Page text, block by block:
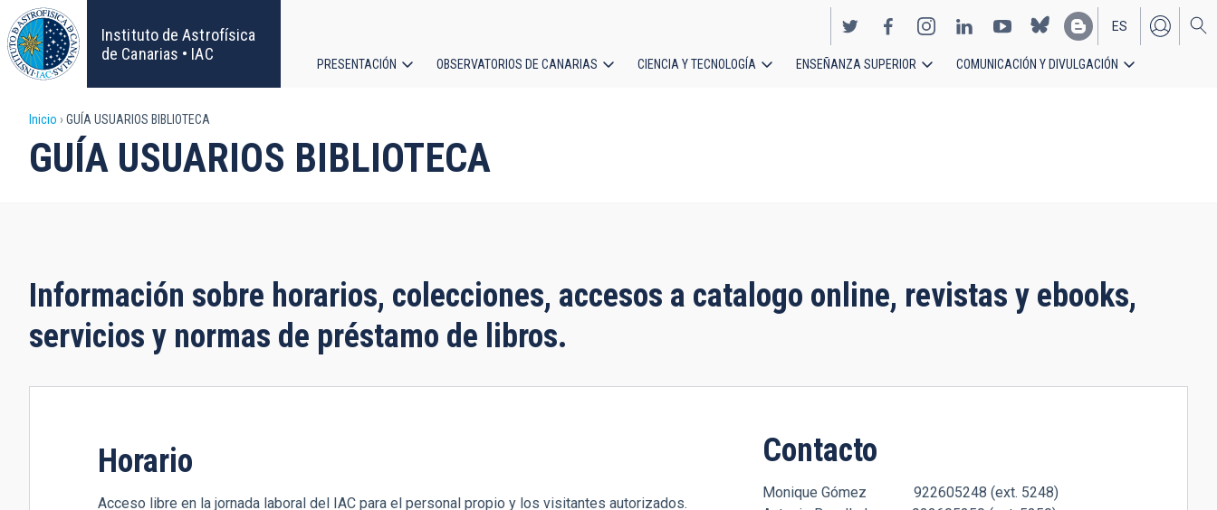
Pasar
al
contenido
principal
Instituto de Astrofísica
de Canarias • IAC
EN
ES
principal
PRESENTACIÓN OBSERVATORIOS DE CANARIAS CIENCIA Y TECNOLOGÍA ENSEÑANZA SUPERIOR COMUNICACIÓN Y DIVULGACIÓN
Sobrescribir
enlaces
a
la
Inicio GUÍA USUARIOS BIBLIOTECA
GUÍA USUARIOS BIBLIOTECA
Información sobre horarios, colecciones, accesos a catalogo online, revistas y ebooks,
servicios y normas de préstamo de libros.
Horario
Acceso libre en la jornada laboral del IAC para el personal propio y los visitantes autorizados.
Contacto
Monique Gómez 922605248 (ext. 5248)